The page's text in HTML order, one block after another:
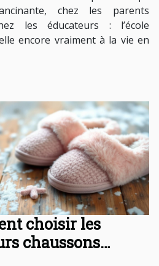
chez les parents
les éducateurs : l’école
encore vraiment à la vie en
choisir les
chaussons